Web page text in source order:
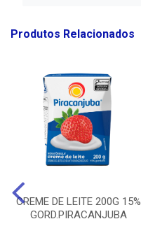
Produtos Relacionados
CREME DE LEITE 200G 15%
GORD.PIRACANJUBA